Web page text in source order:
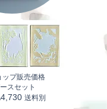
ップ販売価格
スセット
送料別